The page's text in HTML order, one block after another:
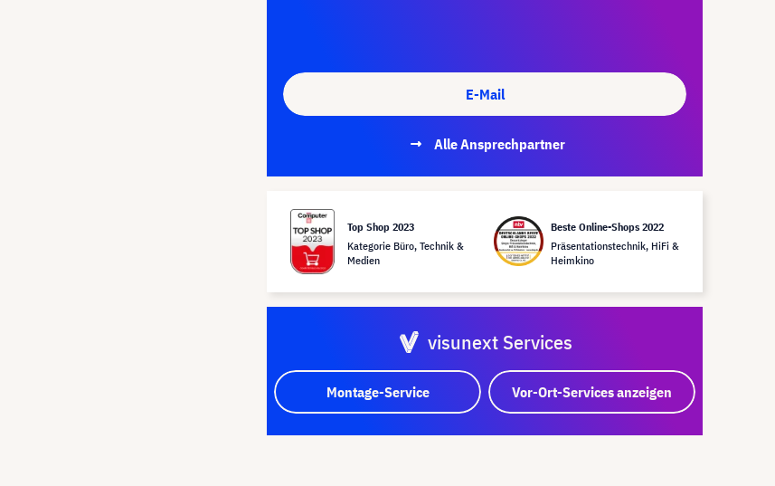
E-Mail
Alle Ansprechpartner
Top Shop 2023
Kategorie Büro, Technik &
Medien
Beste Online-Shops 2022
Präsentationstechnik, HiFi &
Heimkino
visunext Services
Montage-Service Vor-Ort-Services anzeigen